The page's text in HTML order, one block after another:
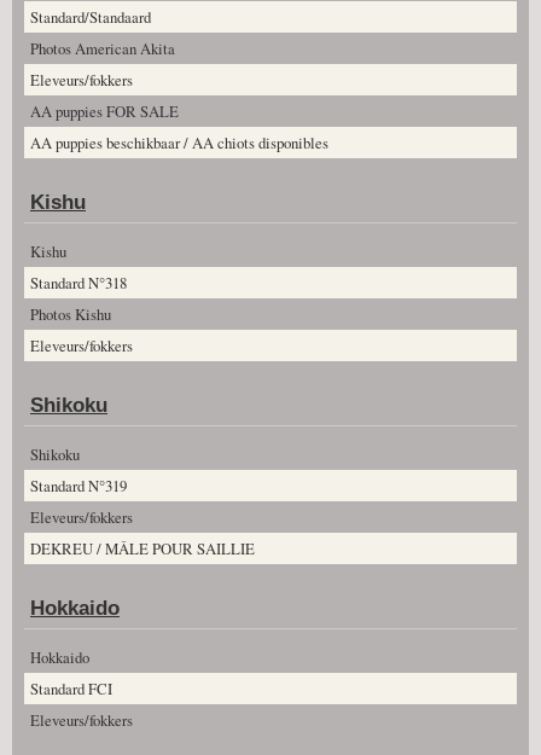
Standard/Standaard
Photos American Akita
Eleveurs/fokkers
AA puppies FOR SALE
AA puppies beschikbaar / AA chiots disponibles
Kishu
Kishu
Standard N°318
Photos Kishu
Eleveurs/fokkers
Shikoku
Shikoku
Standard N°319
Eleveurs/fokkers
DEKREU / MÂLE POUR SAILLIE
Hokkaido
Hokkaido
Standard FCI
Eleveurs/fokkers